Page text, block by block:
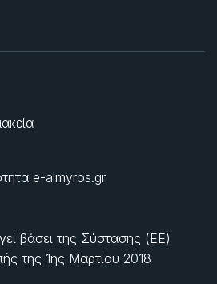
e-almyros.gr
βάσει της Σύστασης (ΕΕ)
της 1ης Μαρτίου 2018